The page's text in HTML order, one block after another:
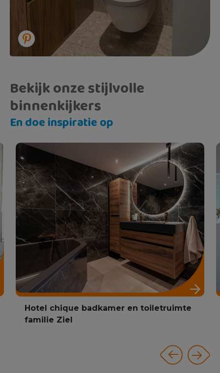
Bekijk onze stijlvolle
binnenkijkers
En doe inspiratie op
Minimalistische Scandinavische
badkamer familie de Boer